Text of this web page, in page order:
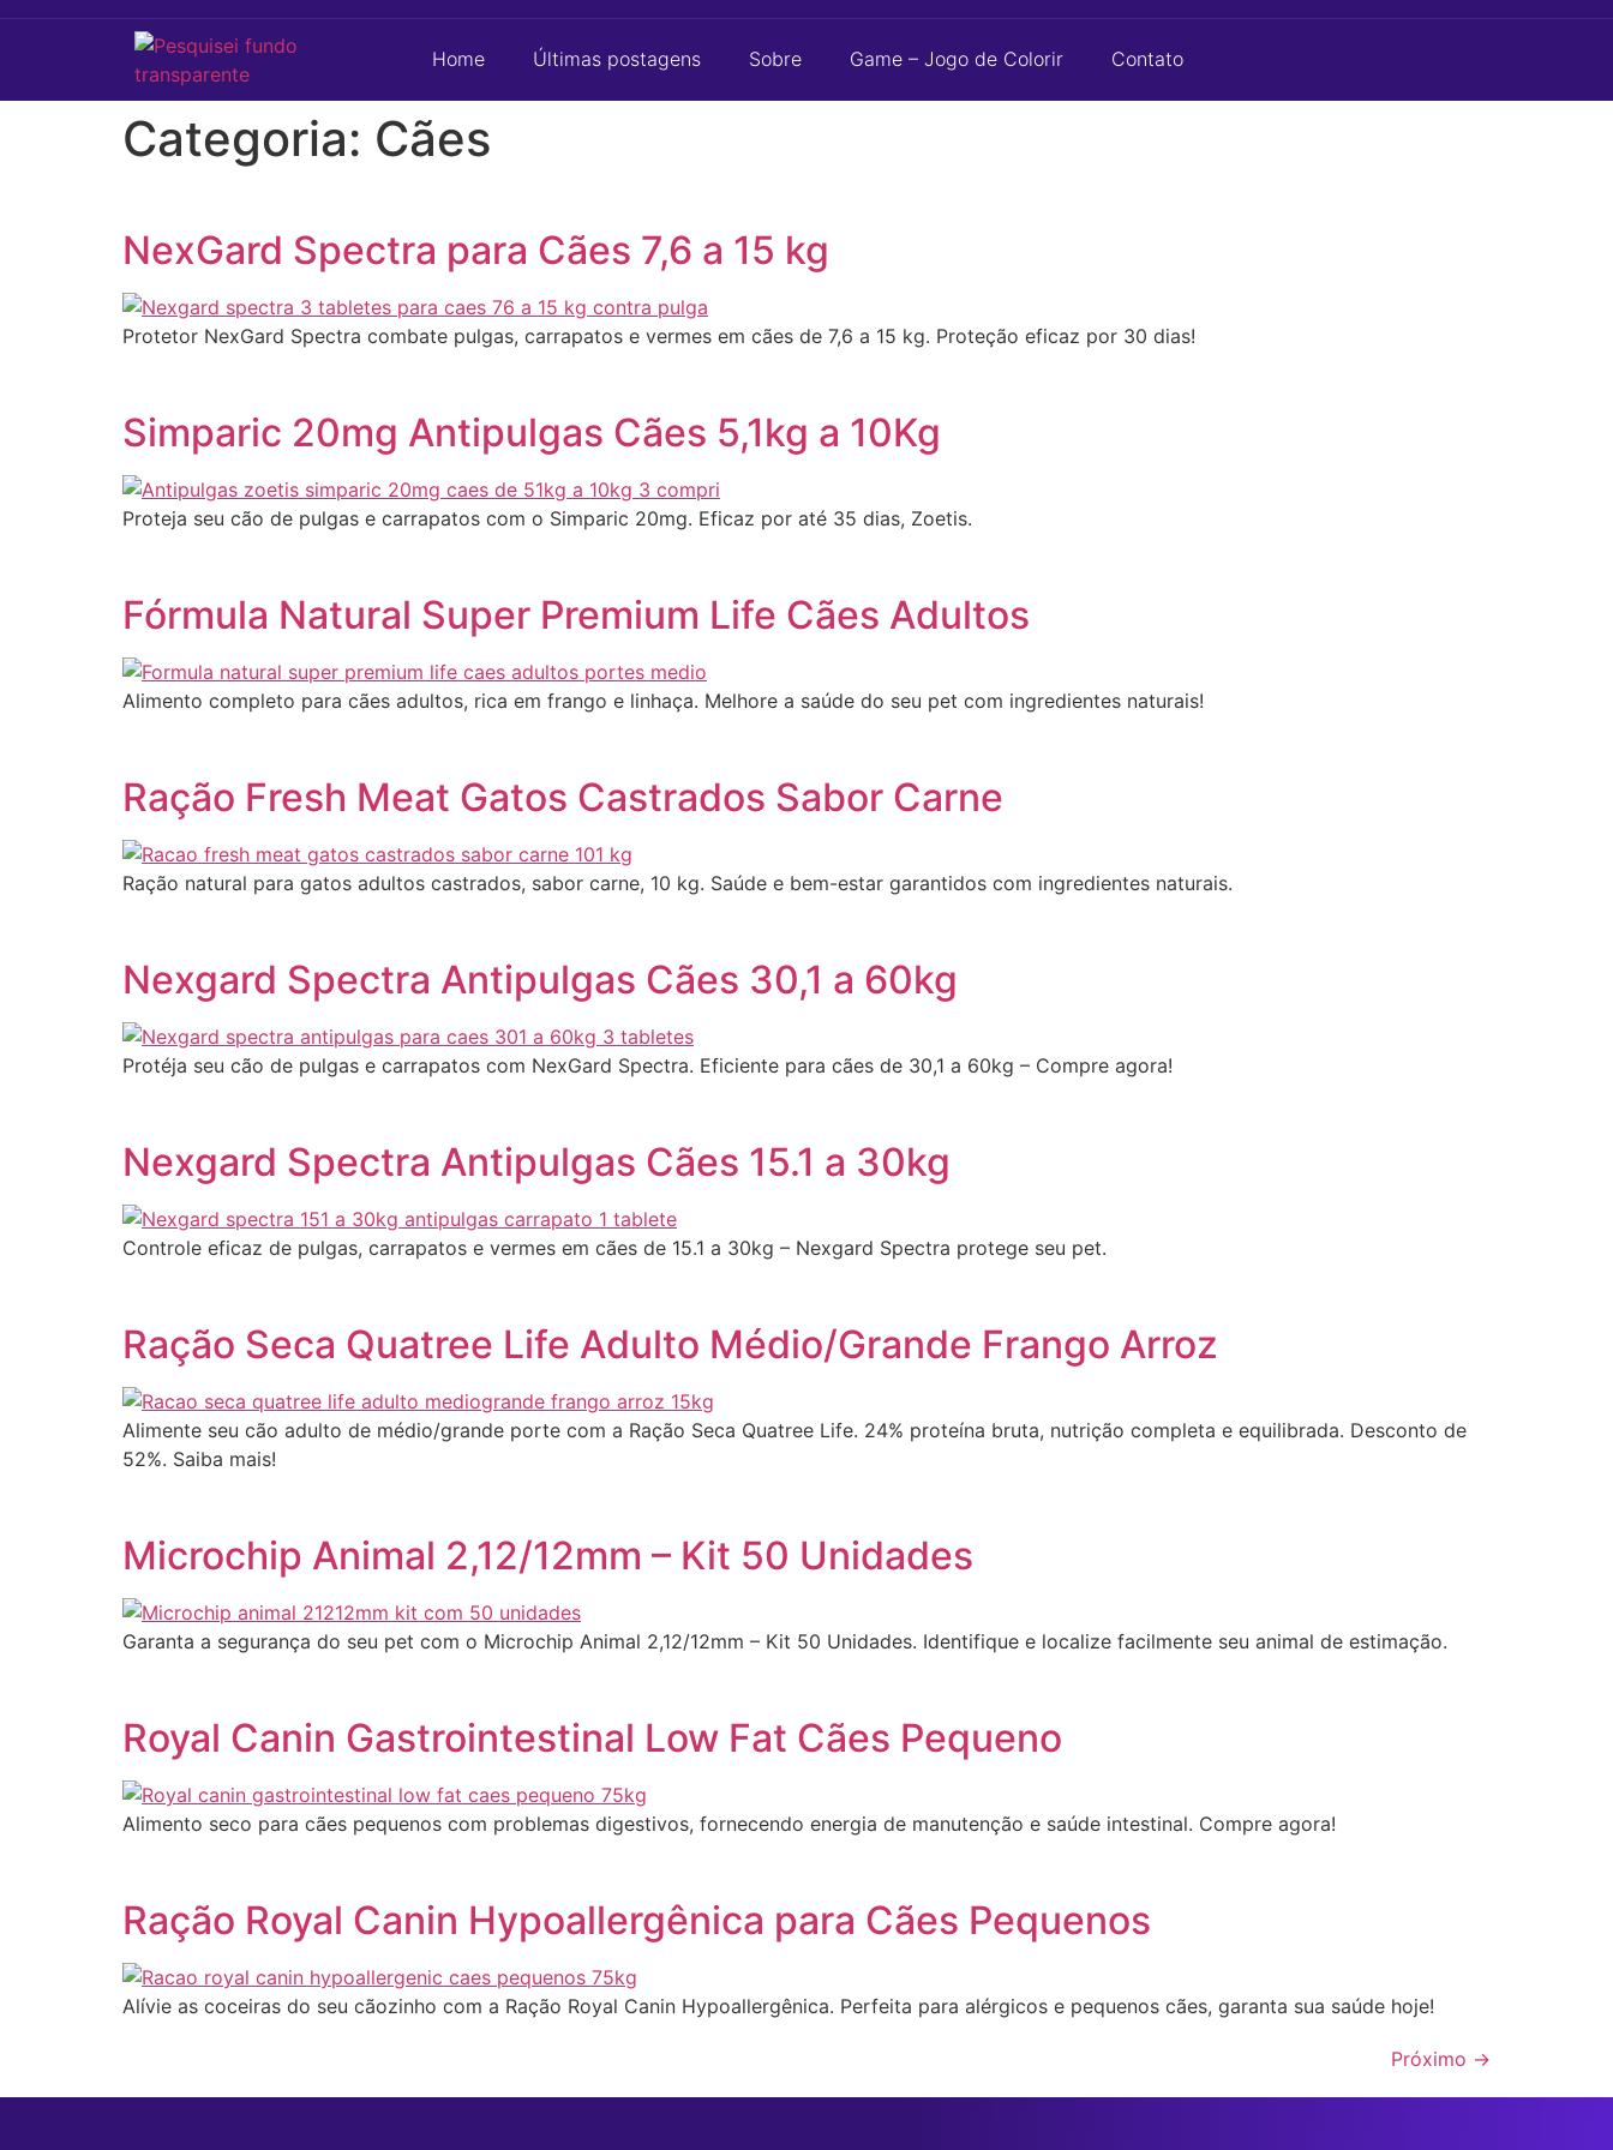
Home Últimas postagens Sobre Game – Jogo de Colorir Contato
Categoria: Cães
NexGard Spectra para Cães 7,6 a 15 kg
Protetor NexGard Spectra combate pulgas, carrapatos e vermes em cães de 7,6 a 15 kg. Proteção eficaz por 30 dias!
Simparic 20mg Antipulgas Cães 5,1kg a 10Kg
Proteja seu cão de pulgas e carrapatos com o Simparic 20mg. Eficaz por até 35 dias, Zoetis.
Fórmula Natural Super Premium Life Cães Adultos
Alimento completo para cães adultos, rica em frango e linhaça. Melhore a saúde do seu pet com ingredientes naturais!
Ração Fresh Meat Gatos Castrados Sabor Carne
Ração natural para gatos adultos castrados, sabor carne, 10 kg. Saúde e bem-estar garantidos com ingredientes naturais.
Nexgard Spectra Antipulgas Cães 30,1 a 60kg
Protéja seu cão de pulgas e carrapatos com NexGard Spectra. Eficiente para cães de 30,1 a 60kg – Compre agora!
Nexgard Spectra Antipulgas Cães 15.1 a 30kg
Controle eficaz de pulgas, carrapatos e vermes em cães de 15.1 a 30kg – Nexgard Spectra protege seu pet.
Ração Seca Quatree Life Adulto Médio/Grande Frango Arroz
Alimente seu cão adulto de médio/grande porte com a Ração Seca Quatree Life. 24% proteína bruta, nutrição completa e equilibrada. Desconto de
52%. Saiba mais!
Microchip Animal 2,12/12mm – Kit 50 Unidades
Garanta a segurança do seu pet com o Microchip Animal 2,12/12mm – Kit 50 Unidades. Identifique e localize facilmente seu animal de estimação.
Royal Canin Gastrointestinal Low Fat Cães Pequeno
Alimento seco para cães pequenos com problemas digestivos, fornecendo energia de manutenção e saúde intestinal. Compre agora!
Ração Royal Canin Hypoallergênica para Cães Pequenos
Alívie as coceiras do seu cãozinho com a Ração Royal Canin Hypoallergênica. Perfeita para alérgicos e pequenos cães, garanta sua saúde hoje!
Próximo →